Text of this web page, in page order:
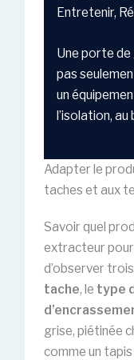
Entretenir,
Une porte de
pas
un
l’isolation,
Adapter le
taches et aux
Savoir quel
extracteur
d’observer
tache, le type
grise, piétinée
comme un tapis